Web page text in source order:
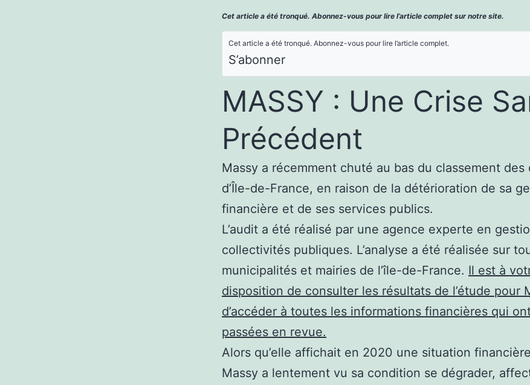
Cet article a été tronqué. Abonnez-vous pour lire l’article complet sur notre site.
Cet article a été tronqué. Abonnez-vous pour lire l’article complet.
S’abonner
MASSY : Une Crise
Précédent
Massy a récemment chuté au bas du classement des
d’Île-de-France, en raison de la détérioration de sa
financière et de ses services publics.
L’audit a été réalisé par une agence experte en
collectivités publiques. L’analyse a été réalisée sur
municipalités et mairies de l’île-de-France. Il est à
disposition de consulter les résultats de l’étude pour
d’accéder à toutes les informations financières qui
passées en revue.
Alors qu’elle affichait en 2020 une situation
Massy a lentement vu sa condition se dégrader,